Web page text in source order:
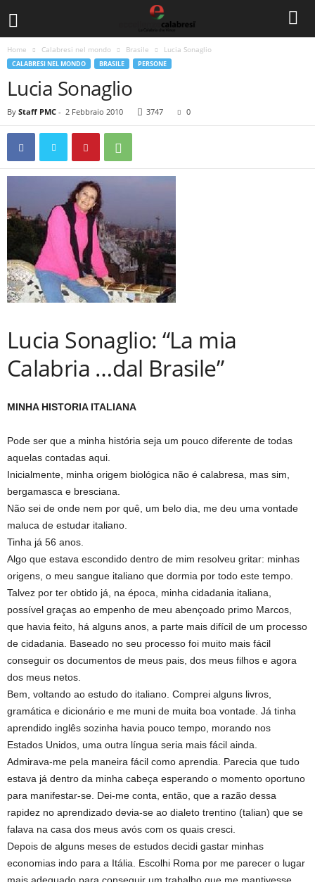
Home Calabresi nel mondo Brasile Lucia Sonaglio
CALABRESI NEL MONDO BRASILE PERSONE
Lucia Sonaglio
By Staff PMC - 2 Febbraio 2010 3747 0
Lucia Sonaglio: “La mia
Calabria …dal Brasile”
MINHA HISTORIA ITALIANA
Pode ser que a minha história seja um pouco diferente de todas
aquelas contadas aqui.
Inicialmente, minha origem biológica não é calabresa, mas sim,
bergamasca e bresciana.
Não sei de onde nem por quê, um belo dia, me deu uma vontade
maluca de estudar italiano.
Tinha já 56 anos.
Algo que estava escondido dentro de mim resolveu gritar: minhas
origens, o meu sangue italiano que dormia por todo este tempo.
Talvez por ter obtido já, na época, minha cidadania italiana,
possível graças ao empenho de meu abençoado primo Marcos,
que havia feito, há alguns anos, a parte mais difícil de um processo
de cidadania. Baseado no seu processo foi muito mais fácil
conseguir os documentos de meus pais, dos meus filhos e agora
dos meus netos.
Bem, voltando ao estudo do italiano. Comprei alguns livros,
gramática e dicionário e me muni de muita boa vontade. Já tinha
aprendido inglês sozinha havia pouco tempo, morando nos
Estados Unidos, uma outra língua seria mais fácil ainda.
Admirava-me pela maneira fácil como aprendia. Parecia que tudo
estava já dentro da minha cabeça esperando o momento oportuno
para manifestar-se. Dei-me conta, então, que a razão dessa
rapidez no aprendizado devia-se ao dialeto trentino (talian) que se
falava na casa dos meus avós com os quais cresci.
Depois de alguns meses de estudos decidi gastar minhas
economias indo para a Itália. Escolhi Roma por me parecer o lugar